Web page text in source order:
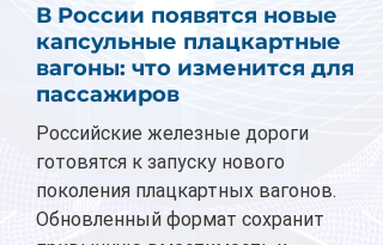
В России появятся новые
капсульные плацкартные
вагоны: что изменится для
пассажиров
Российские железные дороги
готовятся к запуску нового
поколения плацкартных вагонов.
Обновленный формат сохранит